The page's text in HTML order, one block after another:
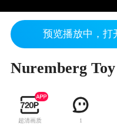
预览播放中，打
超清画质 1